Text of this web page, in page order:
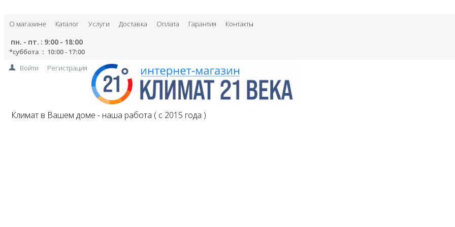
О магазине Каталог Услуги Доставка Оплата Гарантия Контакты
пн. - пт. : 9:00 - 18:00
*суббота : 10:00 - 17:00
Войти
Регистрация
Климат в Вашем доме - наша работа ( с 2015 года )